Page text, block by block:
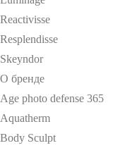
Reactivisse
Resplendisse
Skeyndor
О бренде
Age photo defense 365
Aquatherm
Body Sculpt